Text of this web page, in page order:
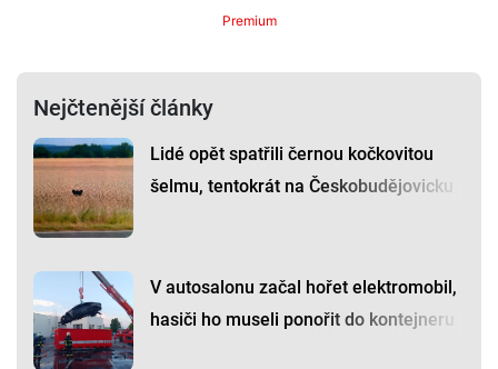
Premium
Nejčtenější články
Lidé opět spatřili černou kočkovitou
šelmu, tentokrát na Českobudějovicku
V autosalonu začal hořet elektromobil,
hasiči ho museli ponořit do kontejneru